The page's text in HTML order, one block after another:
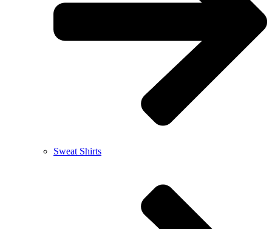
Sweat Shirts